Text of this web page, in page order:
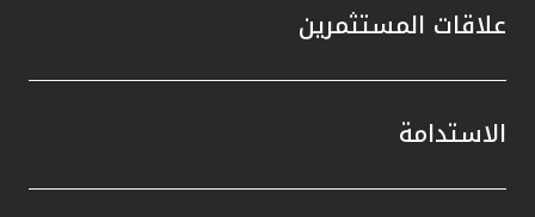
علاقات المستثمرين
الاستدامة